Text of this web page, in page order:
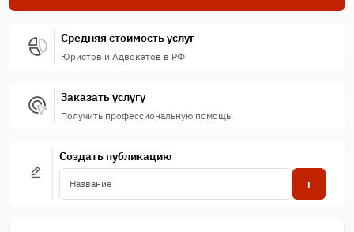
трагически погибает в ДТП.
Средняя стоимость услуг
Юристов и Адвокатов в РФ
Заказать услугу
Получить профессиональную помощь
Создать публикацию
+